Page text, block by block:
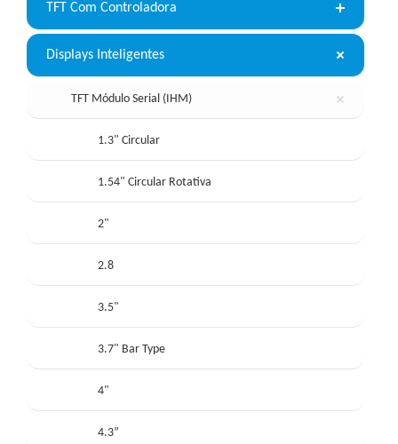
TFT Com Controladora
Displays Inteligentes
TFT Módulo Serial (IHM)
1.3" Circular
1.54" Circular Rotativa
2"
2.8
3.5"
3.7" Bar Type
4"
4.3”